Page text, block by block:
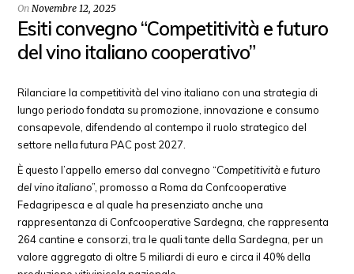
OnNovembre 12, 2025
Esiti convegno “Competitività e futuro
del vino italiano cooperativo”
Rilanciare la competitività del vino italiano con una strategia di
lungo periodo fondata su promozione, innovazione e consumo
consapevole, difendendo al contempo il ruolo strategico del
settore nella futura PAC post 2027.
È questo l’appello emerso dal convegno “Competitività e futuro
del vino italiano”, promosso a Roma da Confcooperative
Fedagripesca e al quale ha presenziato anche una
rappresentanza di Confcooperative Sardegna, che rappresenta
264 cantine e consorzi, tra le quali tante della Sardegna, per un
valore aggregato di oltre 5 miliardi di euro e circa il 40% della